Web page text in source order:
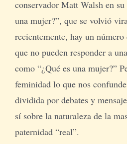
conservador Matt Walsh en
una mujer?”, que se volvió
recientemente, hay un número
que no pueden responder a
como “¿Qué es una mujer?”
feminidad lo que nos
dividida por debates y
sí sobre la naturaleza de la
paternidad “real”.